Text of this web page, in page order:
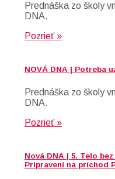
Prednáška zo školy
DNA.
Pozrieť »
NOVÁ DNA | Potreba
Prednáška zo školy
DNA.
Pozrieť »
Nová DNA | 5. Telo
Pripravení na príchod